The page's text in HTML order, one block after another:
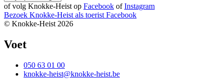
of volg Knokke-Heist op Facebook ofInstagram
Bezoek Knokke-Heist als toerist Facebook
© Knokke-Heist 2026
Voet
050 63 01 00
knokke-heist@knokke-heist.be